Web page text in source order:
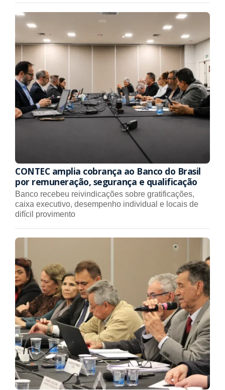
CONTEC amplia cobrança ao Banco do Brasil
por remuneração, segurança e qualificação
Banco recebeu reivindicações sobre gratificações,
caixa executivo, desempenho individual e locais de
difícil provimento